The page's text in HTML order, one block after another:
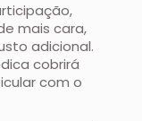
mais cara,
adicional.
cobrirá
com o